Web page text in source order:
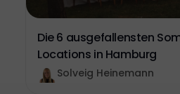
Die 6 ausgefallensten
Locations in Hamburg
Solveig Heinemann